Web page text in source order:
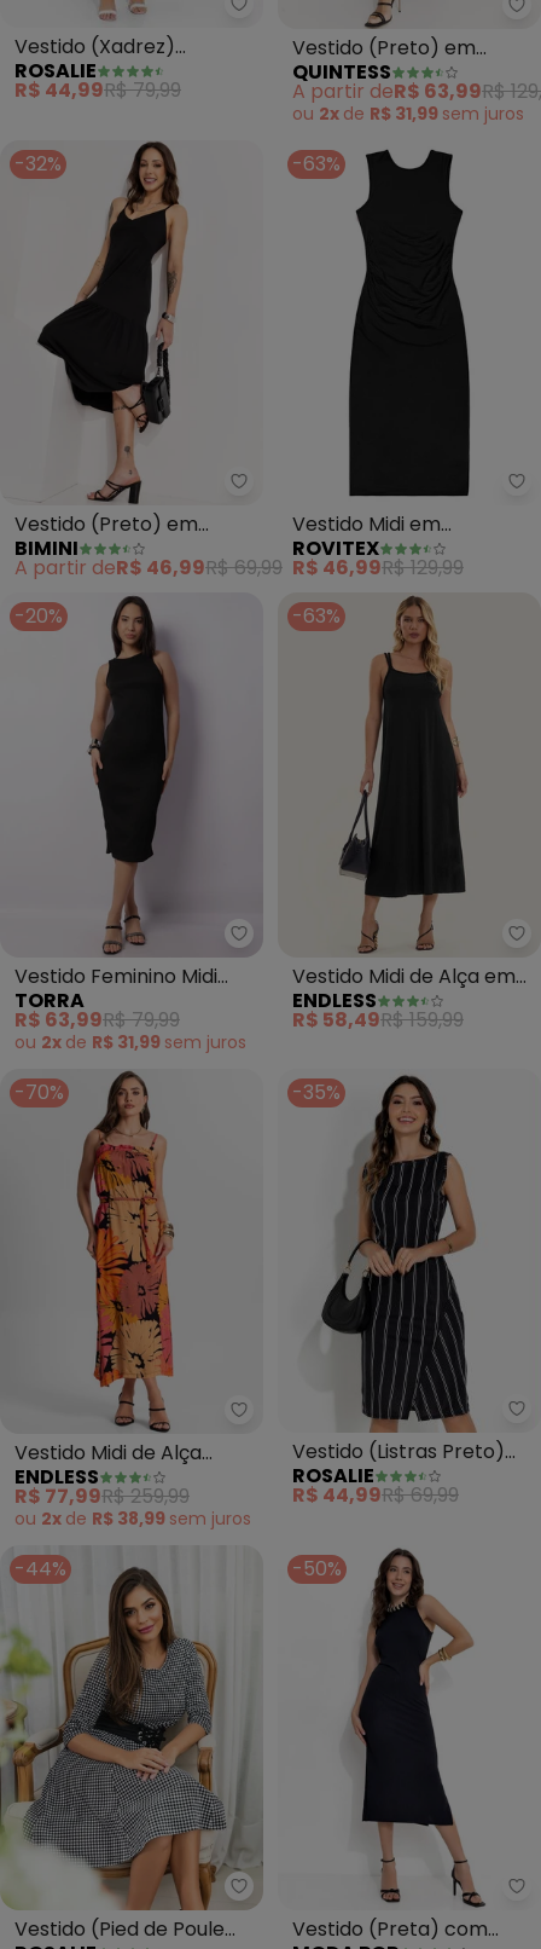
Rosalie - Vestido (Xadrez)
Vestido (Xadrez)
Transpassado
ROSALIE
R$ 44,99R$ 79,99
Vestido (Preto) em
Malha de Algodão
Penteado
QUINTESS
A partir deR$ 63,99R$
ou 2x de R$ 31,99 sem juros
-32%
Bimini - Vestido (Preto) em
Vestido (Preto) em
Canelado
BIMINI
A partir deR$ 46,99R$ 69,99
-63%
Vestido Midi em
Molecotton de Viscose
(Preto)
ROVITEX
R$ 46,99R$ 129,99
-20%
Torra - Vestido Feminino Midi
Vestido Feminino Midi
Canelado (Preto)
TORRA
R$ 63,99R$ 79,99
ou 2x de R$ 31,99 sem juros
-63%
Vestido Midi de Alça em
Visco Maquinetada
(Preto)
ENDLESS
R$ 58,49R$ 159,99
-70%
Endless - Vestido Midi de Alça
Vestido Midi de Alça
(Preto)
ENDLESS
R$ 77,99R$ 259,99
ou 2x de R$ 38,99 sem juros
-35%
Vestido (Listras Preto)
com Fenda
ROSALIE
R$ 44,99R$ 69,99
-44%
Vestido (Pied de Poule
-50%
Vestido (Preta) com